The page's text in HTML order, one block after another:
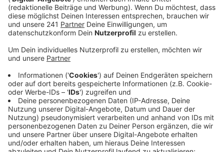
(Stand: 11:00 Uhr)Die Polizei hat den Brandort
untersucht und schließt ein Fremdverschulden nicht
Bevölkerung. Falls jemand am Dienstag vor 6:00 Uhr
gesehen hat, soll er sich melden:
telefonisch unter 0221 229-0
oder per E-Mail an poststelle.koeln@polizei.nrw.de